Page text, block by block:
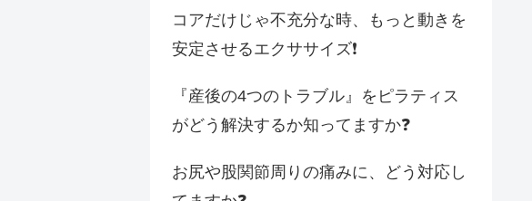
コアだけじゃ不充分な時、もっと動きを
安定させるエクササイズ❗️
『産後の4つのトラブル』をピラティス
がどう解決するか知ってますか❓
お尻や股関節周りの痛みに、どう対応し